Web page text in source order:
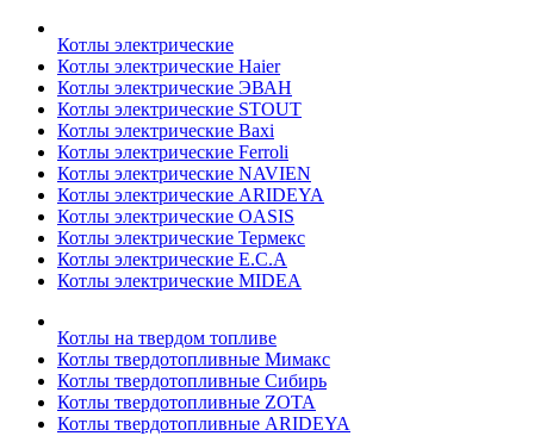
Котлы электрические
Котлы электрические Haier
Котлы электрические ЭВАН
Котлы электрические STOUT
Котлы электрические Baxi
Котлы электрические Ferroli
Котлы электрические NAVIEN
Котлы электрические ARIDEYA
Котлы электрические OASIS
Котлы электрические Термекс
Котлы электрические E.C.A
Котлы электрические MIDEA
Котлы на твердом топливе
Котлы твердотопливные Мимакс
Котлы твердотопливные Сибирь
Котлы твердотопливные ZOTA
Котлы твердотопливные ARIDEYA